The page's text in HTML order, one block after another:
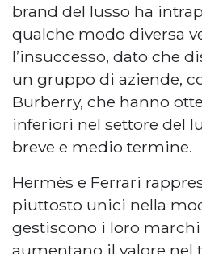
brand del lusso ha
qualche modo diversa
l’insuccesso, dato che
un gruppo di aziende,
Burberry, che hanno
inferiori nel settore del
breve e medio termine.
Hermès e Ferrari
piuttosto unici nella
gestiscono i loro